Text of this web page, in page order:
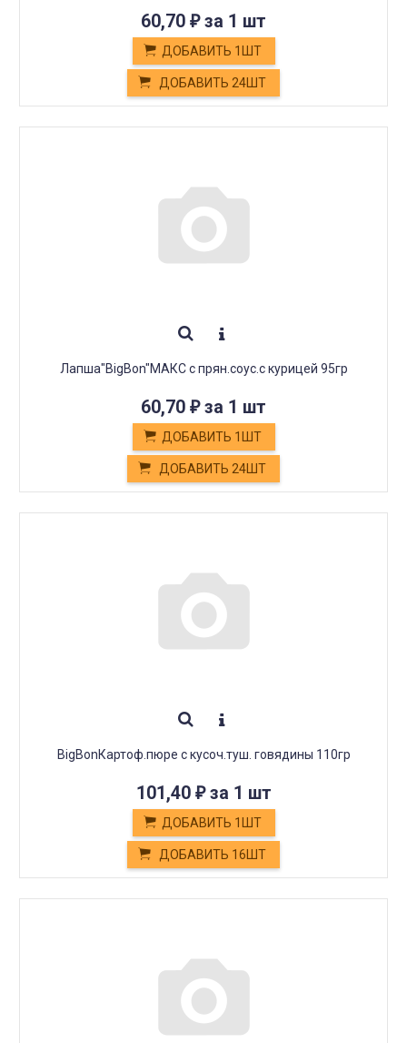
60,70 ₽за 1 шт
ДОБАВИТЬ 1ШТ
ДОБАВИТЬ 24ШТ
Лапша"BigBon"МАКС с прян.соус.с курицей 95гр
60,70 ₽за 1 шт
ДОБАВИТЬ 1ШТ
ДОБАВИТЬ 24ШТ
BigBonКартоф.пюре с кусоч.туш. говядины 110гр
101,40 ₽за 1 шт
ДОБАВИТЬ 1ШТ
ДОБАВИТЬ 16ШТ